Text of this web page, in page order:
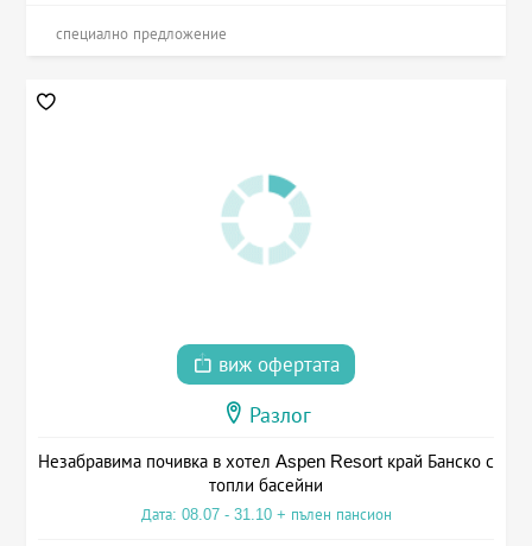
специално предложение
виж офертата
Разлог
Незабравима почивка в хотел Aspen Resort край Банско с
топли басейни
Дата: 08.07 - 31.10 + пълен пансион